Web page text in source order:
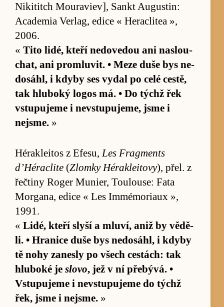
Niki­titch Mou­raviev], Sankt Augustin:
Aca­de­mia Ver­lag, edice « He­rac­li­tea »,
2006.
« Tito li­dé, kteří ne­dove­dou ani na­slou­
chat, ani pro­mlu­vit. • Meze duše bys ne­
do­sáhl, i kdyby ses vy­dal po celé ces­tě,
tak hlu­boký logos má. • Do týchž řek
vstu­pujeme i ne­vstu­puje­me, jsme i
nejsme. »
Héra­klei­tos z Efe­su,Les Frag­ments
d’Hérac­lite (Zlomky Héra­klei­tovy), přel. z
řečtiny Roger Mu­nier, Toulou­se: Fata
Morgana, edice « Les Immé­mo­ri­aux »,
1991.
« Li­dé, kteří slyší a mlu­ví, aniž by vě­dě­
li. • Hranice duše bys ne­do­sáhl, i kdyby
tě nohy za­nesly po všech cestách: tak
hlu­boké je slovo, jež v ní pře­bývá. •
Vstu­pujeme i ne­vstu­pujeme do týchž
řek, jsme i nejsme. »